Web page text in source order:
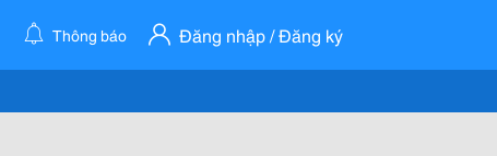
Thông báo Đăng nhập / Đăng ký